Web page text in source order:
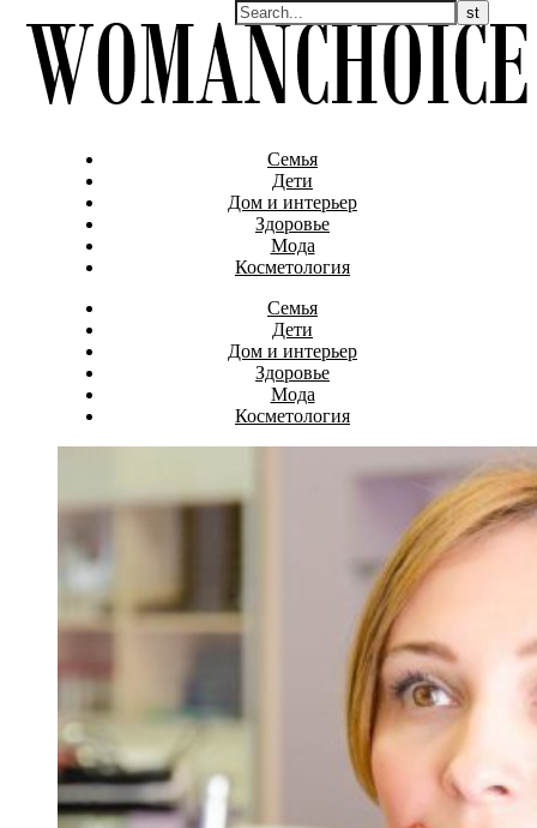
Семья
Дети
Дом и интерьер
Здоровье
Мода
Косметология
Семья
Дети
Дом и интерьер
Здоровье
Мода
Косметология